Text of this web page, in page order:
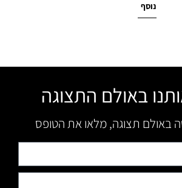
נוסף
באולם התצוגה
באולם תצוגה, מלאו את הטופס